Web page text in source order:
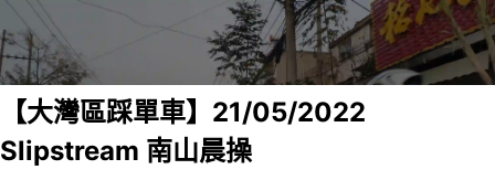
Skip
to
content
【大灣區踩單車】21/05/2022
Slipstream 南山晨操